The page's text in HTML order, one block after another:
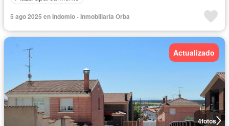
5 ago 2025 en Indomio - Inmobiliaria Orba
4fotos
Actualizado